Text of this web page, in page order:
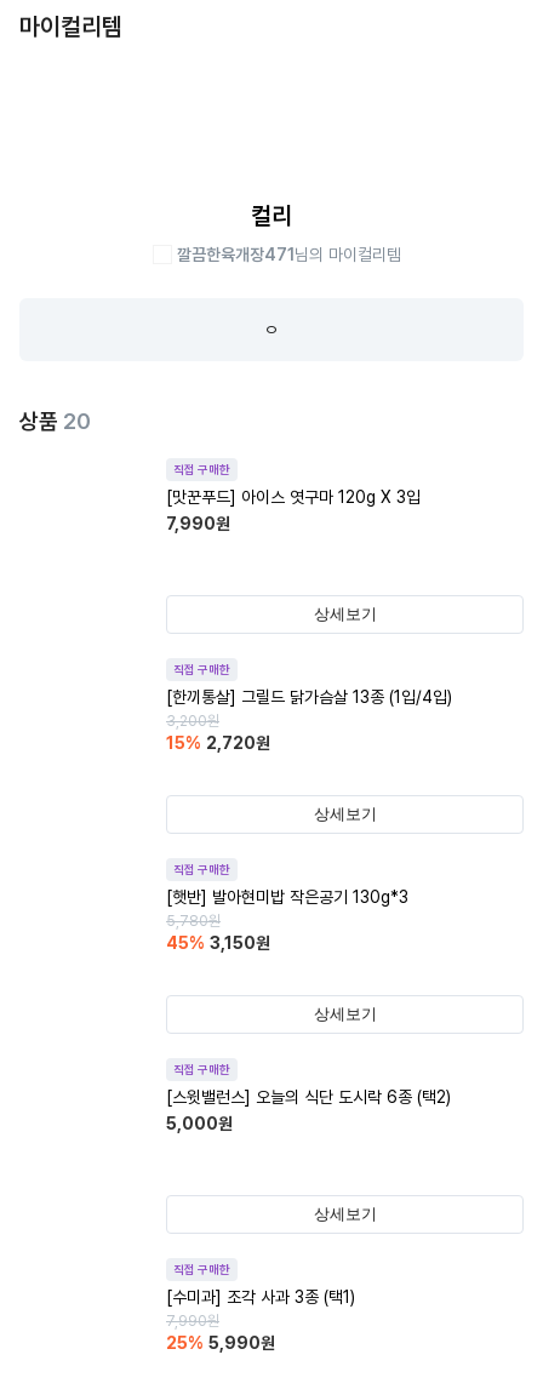
마이컬리템
컬리
깔끔한육개장471 님의 마이컬리템
ㅇ
상품 20
직접 구매한
[맛꾼푸드] 아이스 엿구마 120g X 3입
7,990원
상세보기
직접 구매한
[한끼통살] 그릴드 닭가슴살 13종 (1입/4입)
3,200원
15% 2,720원
상세보기
직접 구매한
[햇반] 발아현미밥 작은공기 130g*3
5,780원
45% 3,150원
상세보기
직접 구매한
[스윗밸런스] 오늘의 식단 도시락 6종 (택2)
5,000원
상세보기
직접 구매한
[수미과] 조각 사과 3종 (택1)
7,990원
25% 5,990원